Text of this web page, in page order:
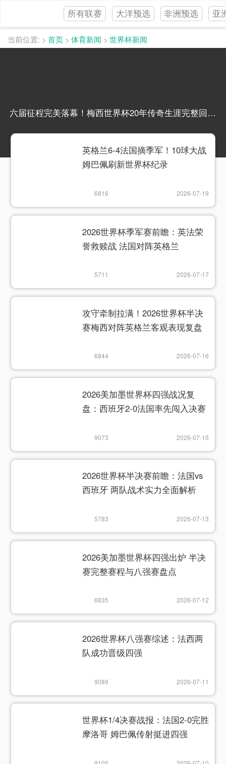
所有联赛 大洋预选 非洲预选 亚
当前位置: > 首页 > 体育新闻 > 世界杯新闻
六届征程完美落幕！梅西世界杯20年传奇生涯完整回顾六届征程完美落幕！梅西世界杯20年传奇生涯完整回顾
英格兰6-4法国摘季军！10球大战
姆巴佩刷新世界杯纪录
6816 2026-07-19
2026世界杯季军赛前瞻：英法荣
誉救赎战 法国对阵英格兰
5711 2026-07-17
攻守牵制拉满！2026世界杯半决
赛梅西对阵英格兰客观表现复盘
6844 2026-07-16
2026美加墨世界杯四强战况复
盘：西班牙2-0法国率先闯入决赛
9073 2026-07-15
2026世界杯半决赛前瞻：法国vs
西班牙 两队战术实力全面解析
5783 2026-07-13
2026美加墨世界杯四强出炉 半决
赛完整赛程与八强赛盘点
6835 2026-07-12
2026世界杯八强赛综述：法西两
队成功晋级四强
9089 2026-07-11
世界杯1/4决赛战报：法国2-0完胜
摩洛哥 姆巴佩传射挺进四强